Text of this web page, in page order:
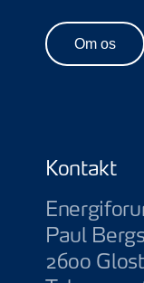
Om os
Kontakt
Paul
2600